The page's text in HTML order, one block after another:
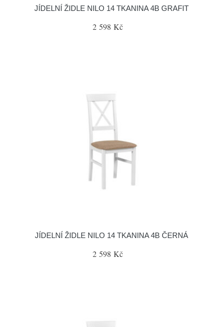
JÍDELNÍ ŽIDLE NILO 14 TKANINA 4B GRAFIT
2 598 Kč
JÍDELNÍ ŽIDLE NILO 14 TKANINA 4B ČERNÁ
2 598 Kč